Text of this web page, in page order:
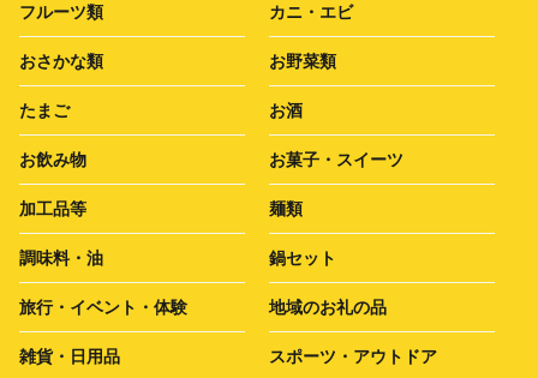
フルーツ類 カニ・エビ
おさかな類 お野菜類
たまご お酒
お飲み物 お菓子・スイーツ
加工品等 麺類
調味料・油 鍋セット
旅行・イベント・体験 地域のお礼の品
雑貨・日用品 スポーツ・アウトドア